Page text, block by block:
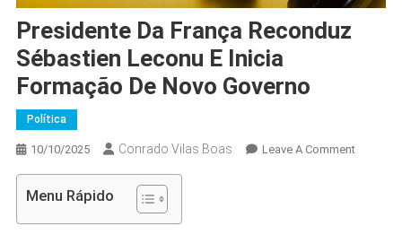
Presidente Da França Reconduz
Sébastien Leconu E Inicia
Formação De Novo Governo
Política
10/10/2025 Conrado Vilas Boas Leave A CommentOn
Menu Rápido